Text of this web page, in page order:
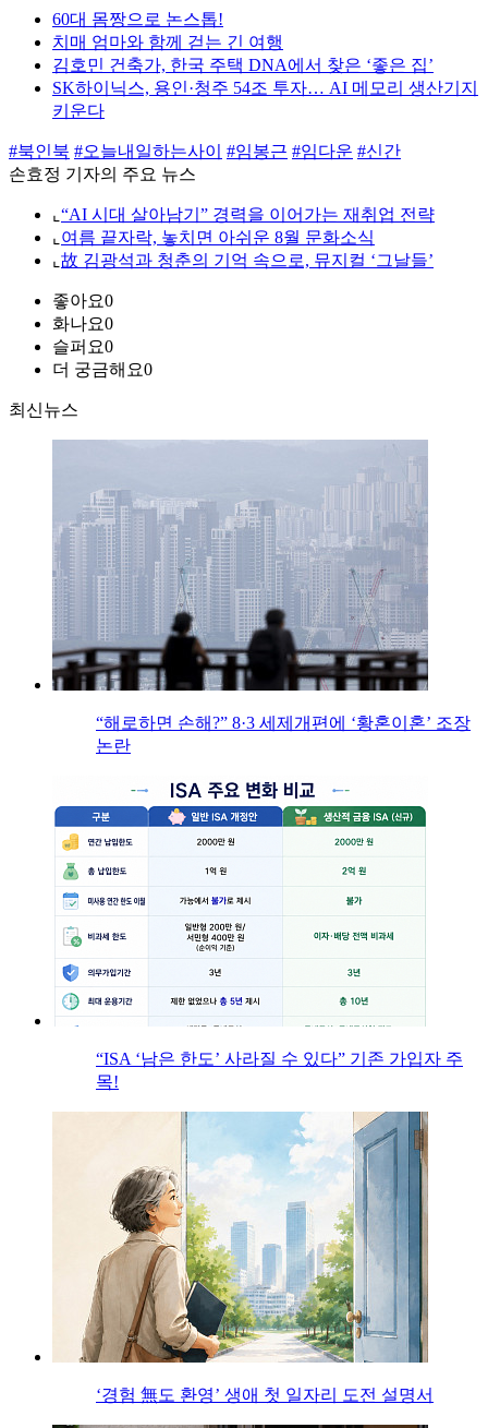
60대 몸짱으로 논스톱!
치매 엄마와 함께 걷는 긴 여행
김호민 건축가, 한국 주택 DNA에서 찾은 ‘좋은 집’
SK하이닉스, 용인·청주 54조 투자… AI 메모리 생산기지
키운다
#북인북 #오늘내일하는사이 #임봉근 #임다운 #신간
손효정 기자의 주요 뉴스
⌞ “AI 시대 살아남기” 경력을 이어가는 재취업 전략
⌞ 여름 끝자락, 놓치면 아쉬운 8월 문화소식
⌞ 故 김광석과 청춘의 기억 속으로, 뮤지컬 ‘그날들’
좋아요0
화나요0
슬퍼요0
더 궁금해요0
최신뉴스
“해로하면 손해?” 8·3 세제개편에 ‘황혼이혼’ 조장
논란
“ISA ‘남은 한도’ 사라질 수 있다” 기존 가입자 주
목!
‘경험 無도 환영’ 생애 첫 일자리 도전 설명서